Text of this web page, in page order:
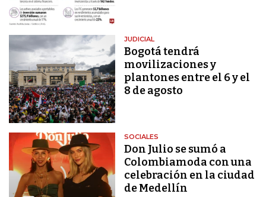
JUDICIAL
Bogotá tendrá
movilizaciones y
plantones entre el 6 y el
8 de agosto
SOCIALES
Don Julio se sumó a
Colombiamoda con una
celebración en la ciudad
de Medellín